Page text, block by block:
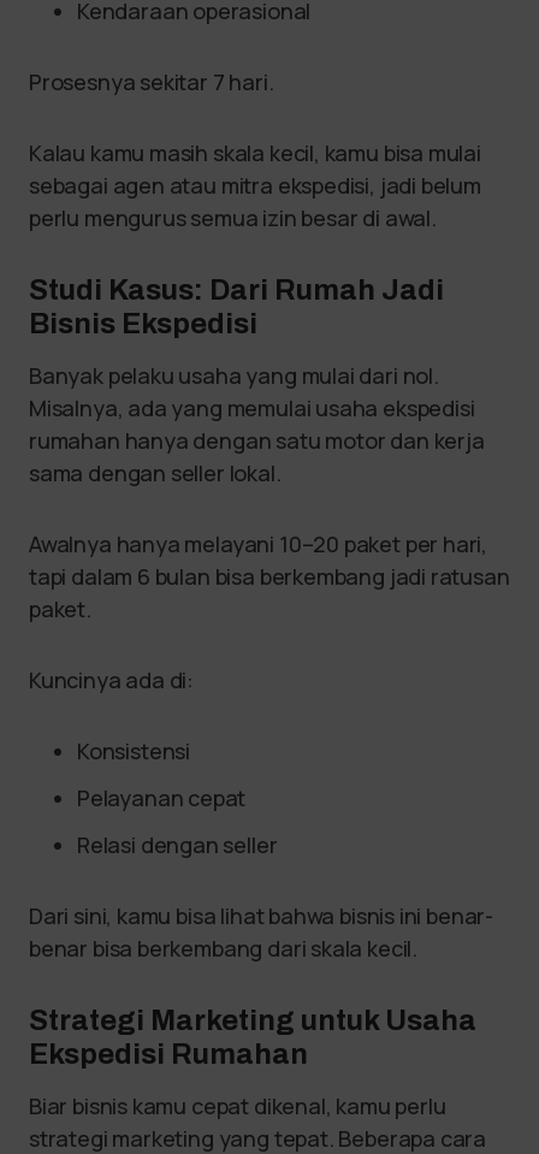
Kendaraan operasional
Prosesnya sekitar 7 hari.
Kalau kamu masih skala kecil, kamu bisa mulai
sebagai agen atau mitra ekspedisi, jadi belum
perlu mengurus semua izin besar di awal.
Studi Kasus: Dari Rumah Jadi
Bisnis Ekspedisi
Banyak pelaku usaha yang mulai dari nol.
Misalnya, ada yang memulai usaha ekspedisi
rumahan hanya dengan satu motor dan kerja
sama dengan seller lokal.
Awalnya hanya melayani 10–20 paket per hari,
tapi dalam 6 bulan bisa berkembang jadi ratusan
paket.
Kuncinya ada di:
Konsistensi
Pelayanan cepat
Relasi dengan seller
Dari sini, kamu bisa lihat bahwa bisnis ini benar-
benar bisa berkembang dari skala kecil.
Strategi Marketing untuk Usaha
Ekspedisi Rumahan
Biar bisnis kamu cepat dikenal, kamu perlu
strategi marketing yang tepat. Beberapa cara